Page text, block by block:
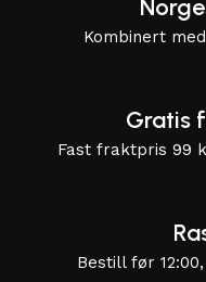
Kombinert
Gratis
Fast fraktpris 99
Bestill før